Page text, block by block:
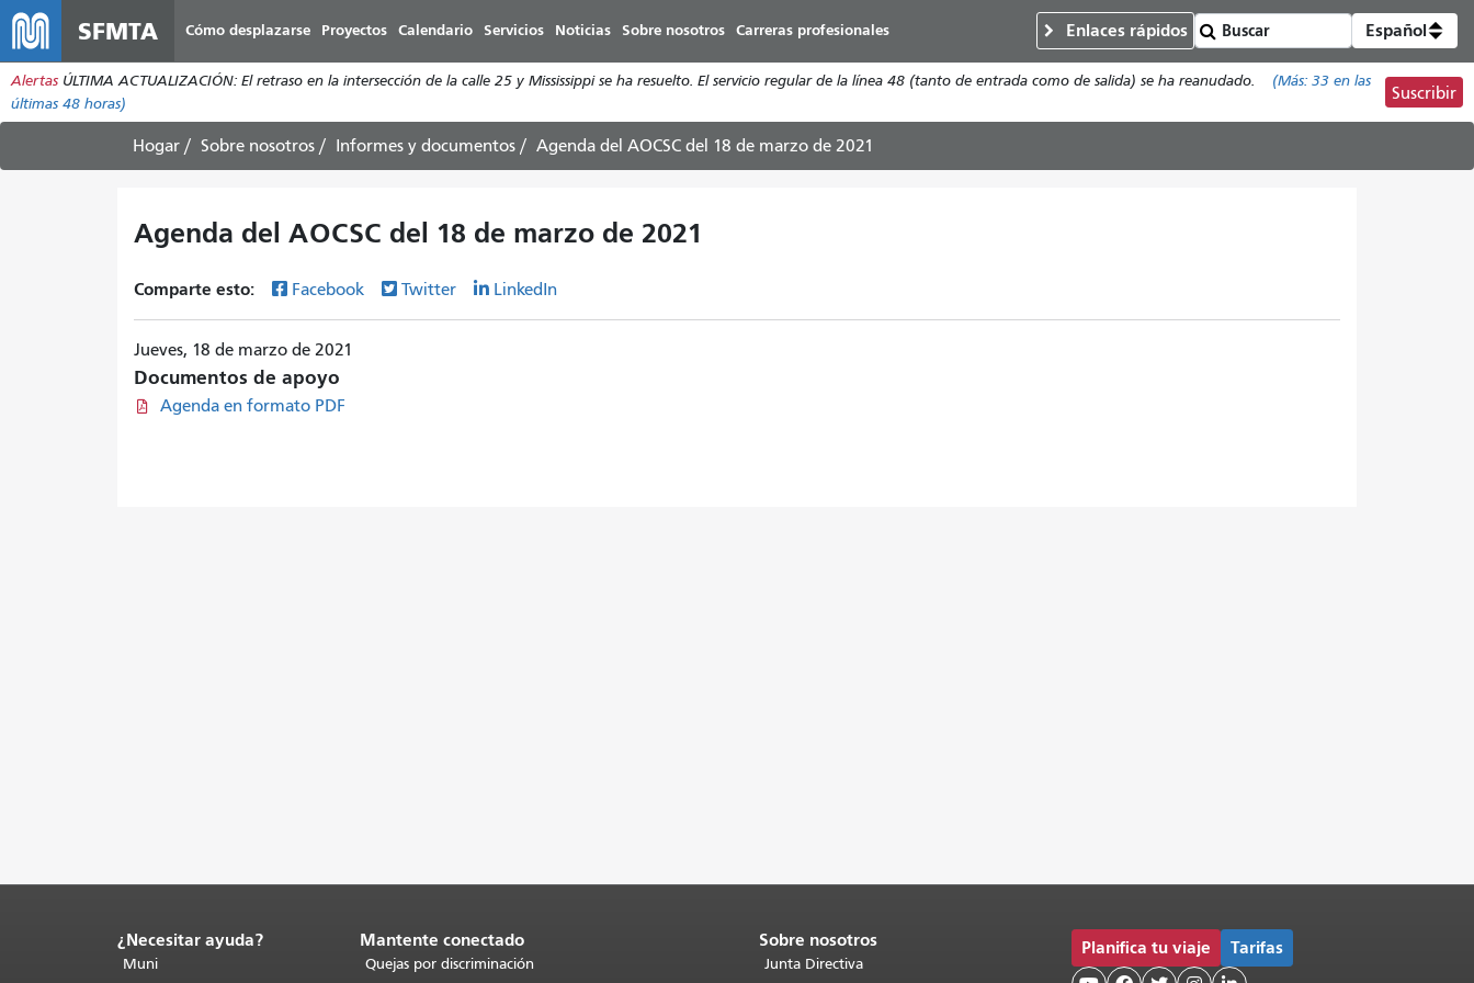
al
contenido
principal
SFMTA Cómo desplazarse Proyectos Calendario Servicios Noticias Sobre nosotros Carreras profesionales Enlaces rápidos Español
Alertas ÚLTIMA ACTUALIZACIÓN: El retraso en la intersección de la calle 25 y Mississippi se ha resuelto. El servicio regular de la línea 48 (tanto de entrada como de salida) se ha reanudado. (Más: 33 en las
últimas 48 horas)
Suscribir
Hogar Sobre nosotros Informes y documentos Agenda del AOCSC del 18 de marzo de 2021
Agenda del AOCSC del 18 de marzo de 2021
Comparte esto: Facebook Twitter LinkedIn
Jueves, 18 de marzo de 2021
Documentos de apoyo
Agenda en formato PDF
Fin
del
¿Necesitar ayuda?
Muni
Mantente conectado
Quejas por discriminación
Sobre nosotros
Junta Directiva
Planifica tu viaje Tarifas